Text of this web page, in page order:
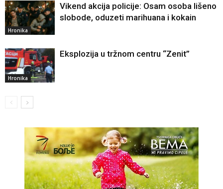
Hronika
Vikend akcija policije: Osam osoba lišeno
slobode, oduzeti marihuana i kokain
Hronika
Eksplozija u tržnom centru “Zenit”